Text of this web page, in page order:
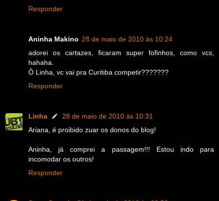
Responder
Aninha Makino 28 de maio de 2010 às 10:24
adorei os cartazes, ficaram super fofinhos, como vcs,
hahaha.
Ô Linha, vc vai pra Curitiba competir???????
Responder
Linha
28 de maio de 2010 às 10:31
Ariana, é proibido zuar os donos do blog!
Aninha, já comprei a passagem!!! Estou indo para
incomodar os outros!
Responder